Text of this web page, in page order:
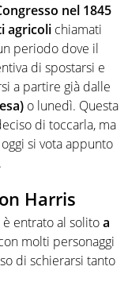
nel 1845
agricoli chiamati
periodo dove il
di spostarsi e
a partire già dalle
o lunedì. Questa
di toccarla, ma
si vota appunto
Harris
è entrato al solitoa
molti personaggi
di schierarsi tanto